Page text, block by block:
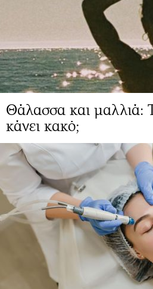
Θάλασσα και μαλλιά:
κάνει κακό;